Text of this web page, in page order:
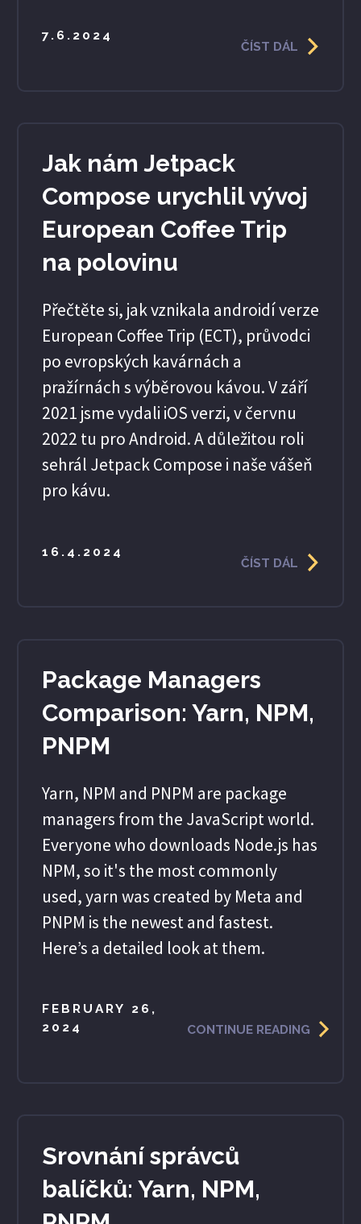
7.6.2024
ČÍST DÁL
Jak nám Jetpack
Compose urychlil vývoj
European Coffee Trip
na polovinu
Přečtěte si, jak vznikala androidí verze
European Coffee Trip (ECT), průvodci
po evropských kavárnách a
pražírnách s výběrovou kávou. V září
2021 jsme vydali iOS verzi, v červnu
2022 tu pro Android. A důležitou roli
sehrál Jetpack Compose i naše vášeň
pro kávu.
16.4.2024
ČÍST DÁL
Package Managers
Comparison: Yarn, NPM,
PNPM
Yarn, NPM and PNPM are package
managers from the JavaScript world.
Everyone who downloads Node.js has
NPM, so it's the most commonly
used, yarn was created by Meta and
PNPM is the newest and fastest.
Here’s a detailed look at them.
FEBRUARY 26,
2024
CONTINUE READING
Srovnání správců
balíčků: Yarn, NPM,